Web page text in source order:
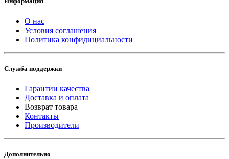
О нас
Условия соглашения
Политика конфидициальности
Служба поддержки
Гарантии качества
Доставка и оплата
Возврат товара
Контакты
Производители
Дополнительно